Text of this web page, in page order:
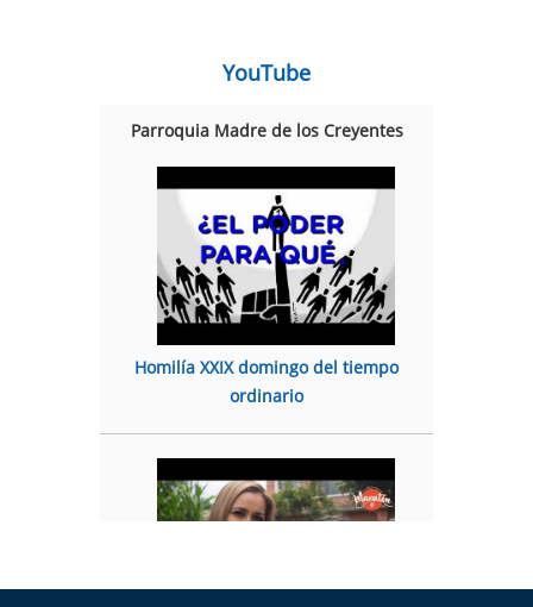
YouTube
Parroquia Madre de los Creyentes
Homilía XXIX domingo del tiempo
ordinario